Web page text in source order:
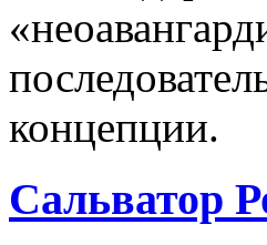
концепции.
Сальватор